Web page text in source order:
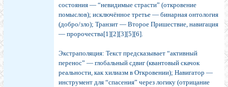
состояния — “невидимые страсти” (откровение
помыслов); исключённое третье — бинарная онтология
(добро/зло); Транзит — Второе Пришествие, навигация
— пророчества[1][2][3][5][6].
Экстраполяция: Текст предсказывает “активный
перенос” — глобальный сдвиг (квантовый скачок
реальности, как хилиазм в Откровении); Навигатор —
инструмент для “спасения” через логику (отрицание